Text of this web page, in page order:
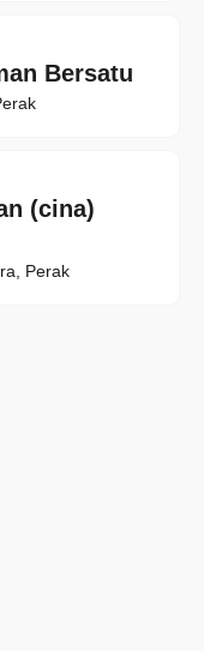
Bersatu
(cina)
Perak